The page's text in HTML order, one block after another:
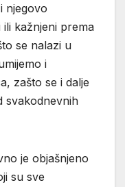
njegovo
kažnjeni prema
se nalazi u
i
zašto se i dalje
svakodnevnih
je objašnjeno
su sve